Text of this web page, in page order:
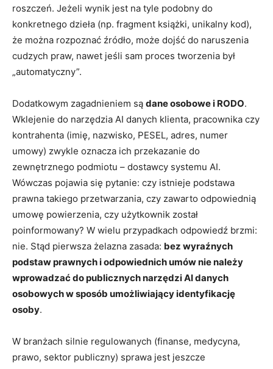
roszczeń. Jeżeli wynik jest na tyle podobny do
konkretnego dzieła (np. fragment książki, unikalny kod),
że można rozpoznać źródło, może dojść do naruszenia
cudzych praw, nawet jeśli sam proces tworzenia był
„automatyczny”.
Dodatkowym zagadnieniem są dane osobowe i RODO.
Wklejenie do narzędzia AI danych klienta, pracownika czy
kontrahenta (imię, nazwisko, PESEL, adres, numer
umowy) zwykle oznacza ich przekazanie do
zewnętrznego podmiotu – dostawcy systemu AI.
Wówczas pojawia się pytanie: czy istnieje podstawa
prawna takiego przetwarzania, czy zawarto odpowiednią
umowę powierzenia, czy użytkownik został
poinformowany? W wielu przypadkach odpowiedź brzmi:
nie. Stąd pierwsza żelazna zasada: bez wyraźnych
podstaw prawnych i odpowiednich umów nie należy
wprowadzać do publicznych narzędzi AI danych
osobowych w sposób umożliwiający identyfikację
osoby.
W branżach silnie regulowanych (finanse, medycyna,
prawo, sektor publiczny) sprawa jest jeszcze